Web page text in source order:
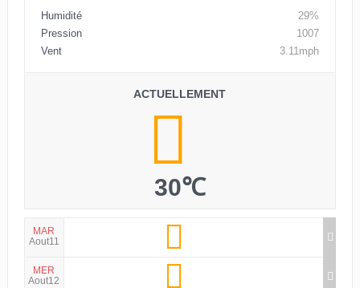
Humidité
29%
Pression
1007
Vent
3.11mph
ACTUELLEMENT
30℃
MAR
Aout11
MER
Aout12